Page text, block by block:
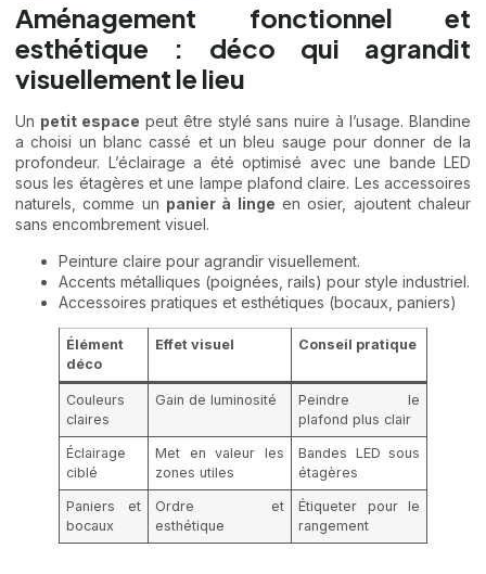
Aménagement fonctionnel et
esthétique : déco qui agrandit
visuellement le lieu
Un petit espace peut être stylé sans nuire à l’usage. Blandine
a choisi un blanc cassé et un bleu sauge pour donner de la
profondeur. L’éclairage a été optimisé avec une bande LED
sous les étagères et une lampe plafond claire. Les accessoires
naturels, comme un panier à linge en osier, ajoutent chaleur
sans encombrement visuel.
Peinture claire pour agrandir visuellement.
Accents métalliques (poignées, rails) pour style industriel.
Accessoires pratiques et esthétiques (bocaux, paniers)
Élément
déco
Effet visuel Conseil pratique
Couleurs
claires
Gain de luminosité
Peindre le
plafond plus clair
Éclairage
ciblé
Met en valeur les
zones utiles
Bandes LED sous
étagères
Paniers et
bocaux
Ordre et
esthétique
Étiqueter pour le
rangement